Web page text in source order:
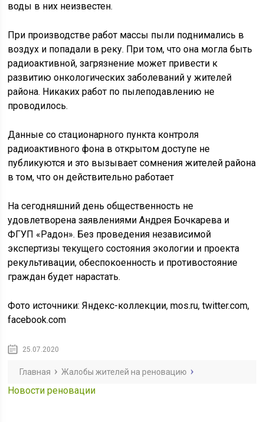
воды в них неизвестен.
При производстве работ массы пыли поднимались в
воздух и попадали в реку. При том, что она могла быть
радиоактивной, загрязнение может привести к
развитию онкологических заболеваний у жителей
района. Никаких работ по пылеподавлению не
проводилось.
Данные со стационарного пункта контроля
радиоактивного фона в открытом доступе не
публикуются и это вызывает сомнения жителей района
в том, что он действительно работает
На сегодняшний день общественность не
удовлетворена заявлениями Андрея Бочкарева и
ФГУП «Радон». Без проведения независимой
экспертизы текущего состояния экологии и проекта
рекультивации, обеспокоенность и противостояние
граждан будет нарастать.
Фото источники: Яндекс-коллекции, mos.ru, twitter.com,
facebook.com
25.07.2020
Главная Жалобы жителей на реновацию
Новости реновации